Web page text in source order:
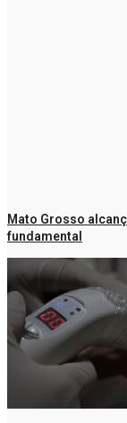
Mato Grosso
fundamental